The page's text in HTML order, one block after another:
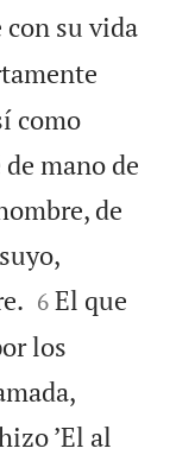
con su vida
como
mano de
de


6 El que
los
’El al